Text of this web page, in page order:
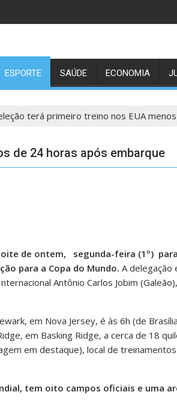
ESPORTE SAÚDE ECONOMIA
terá primeiro treino nos EUA
de 24 horas após embarque
de ontem, segunda-feira (1º)
para a Copa do Mundo. A delegação
Antônio Carlos Jobim
em Nova Jersey, é às 6h (de
em Basking Ridge, a cerca de 18
em destaque), local de
tem oito campos oficiais e uma